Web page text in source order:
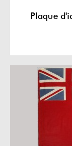
Plaque